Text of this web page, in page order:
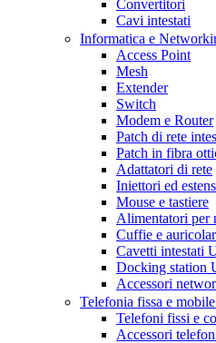
Convertitori
Cavi intestati
Informatica e
Access Point
Mesh
Extender
Switch
Modem e Router
Patch di rete
Patch in fibra
Adattatori di rete
Iniettori ed
Mouse e tastiere
Alimentatori per
Cuffie e
Cavetti intestati
Docking station
Accessori
Telefonia fissa e mobile
Telefoni fissi e
Accessori